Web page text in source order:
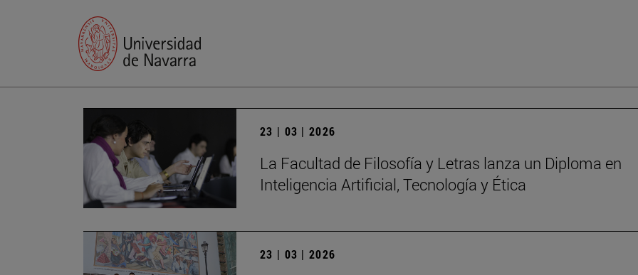
23 | 03 | 2026
La Facultad de Filosofía y Letras lanza un Diploma en
Inteligencia Artificial, Tecnología y Ética
23 | 03 | 2026